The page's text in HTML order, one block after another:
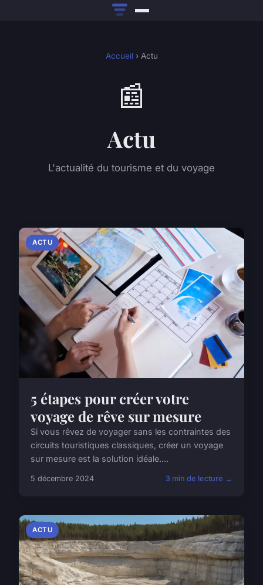
Accueil› Actu
📰
Actu
L'actualité du tourisme et du voyage
ACTU
5 étapes pour créer votre
voyage de rêve sur mesure
Si vous rêvez de voyager sans les contraintes des
circuits touristiques classiques, créer un voyage
sur mesure est la solution idéale....
5 décembre 2024 3 min de lecture →
ACTU